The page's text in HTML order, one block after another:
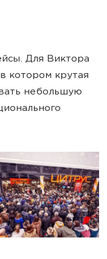
Для Виктора
котором крутая
небольшую